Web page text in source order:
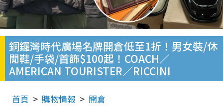
銅鑼灣時代廣場名牌開倉低至1折！男女裝/休
閒鞋/手袋/首飾$100起！COACH／
AMERICAN TOURISTER／RICCINI
首頁 購物情報 開倉